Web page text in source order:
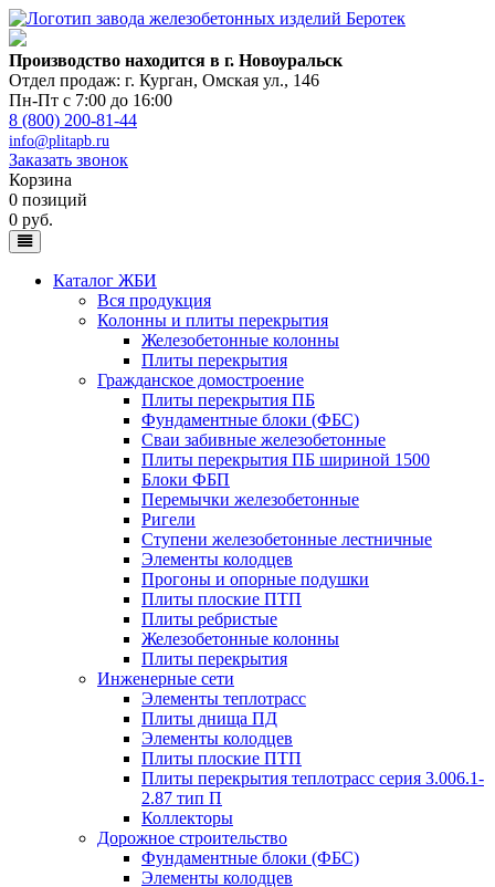
Производство находится в г. Новоуральск
Отдел продаж: г. Курган, Омская ул., 146
Пн-Пт с 7:00 до 16:00
8 (800) 200-81-44
info@plitapb.ru
Заказать звонок
Корзина
0 позиций
0 руб.
Каталог ЖБИ
Вся продукция
Колонны и плиты перекрытия
Железобетонные колонны
Плиты перекрытия
Гражданское домостроение
Плиты перекрытия ПБ
Фундаментные блоки (ФБС)
Сваи забивные железобетонные
Плиты перекрытия ПБ шириной 1500
Блоки ФБП
Перемычки железобетонные
Ригели
Ступени железобетонные лестничные
Элементы колодцев
Прогоны и опорные подушки
Плиты плоские ПТП
Плиты ребристые
Железобетонные колонны
Плиты перекрытия
Инженерные сети
Элементы теплотрасс
Плиты днища ПД
Элементы колодцев
Плиты плоские ПТП
Плиты перекрытия теплотрасс серия 3.006.1-
2.87 тип П
Коллекторы
Дорожное строительство
Фундаментные блоки (ФБС)
Элементы колодцев